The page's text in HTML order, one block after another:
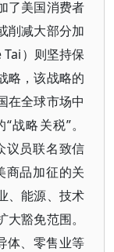
了美国消费者
削减大部分加
）则坚持保
略，该战略的
在全球市场中
战略关税”。
议员联名致信
商品加征的关
、能源、技术
豁免范围。
体、零售业等